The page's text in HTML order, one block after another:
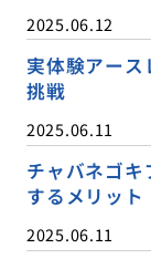
2025.06.12
実体験アー
挑戦
2025.06.11
チャバネゴ
するメリット
2025.06.11